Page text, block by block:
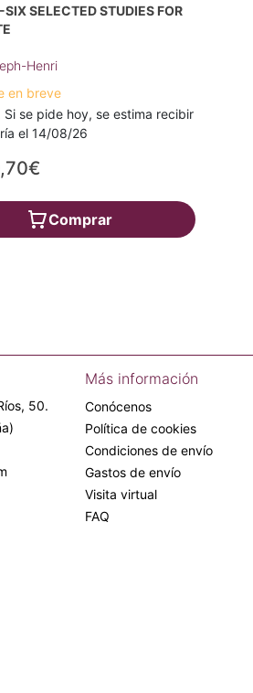
SELECTED STUDIES FOR
Henri
en breve
Si se pide hoy, se estima recibir
el 14/08/26
Comprar
50.
Más información
Conócenos
Política de cookies
Condiciones de envío
Gastos de envío
Visita virtual
FAQ